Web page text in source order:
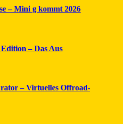
– Mini g kommt 2026
– Das Aus
– Virtuelles Offroad-